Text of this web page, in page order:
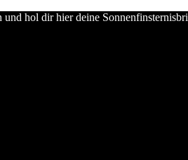
hol dir hier deine